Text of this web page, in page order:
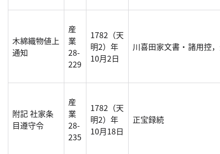
木綿織物値上
通知
産
業
28-
229
1782（天
明2）年
10月2日
川喜田家文書・諸用控
附記 社家条
目遵守令
産
業
28-
235
1782（天
明2）年
10月18日
正宝録続